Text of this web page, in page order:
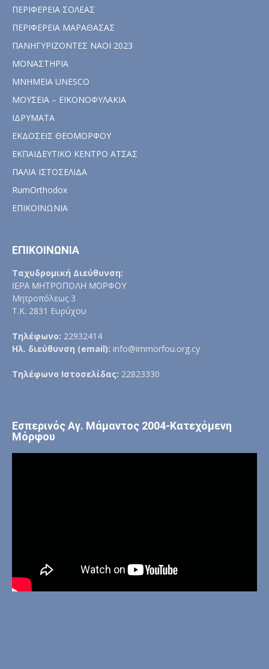
ΠΕΡΙΦΕΡΕΙΑ ΣΟΛΕΑΣ
ΠΕΡΙΦΕΡΕΙΑ ΜΑΡΑΘΑΣΑΣ
ΠΑΝΗΓΥΡΙΖΟΝΤΕΣ ΝΑΟΙ 2023
ΜΟΝΑΣΤΗΡΙΑ
ΜΝΗΜΕΙΑ UNESCO
ΜΟΥΣΕΙΑ – ΕΙΚΟΝΟΦΥΛΑΚΙΑ
ΙΔΡΥΜΑΤΑ
ΕΚΔΟΣΕΙΣ ΘΕΟΜΟΡΦΟΥ
ΕΚΠΑΙΔΕΥΤΙΚΟ ΚΕΝΤΡΟ ΑΤΣΑΣ
ΠΑΛΙΑ ΙΣΤΟΣΕΛΙΔΑ
RumOrthodox
ΕΠΙΚΟΙΝΩΝΙΑ
ΕΠΙΚΟΙΝΩΝΙΑ
Ταχυδρομική Διεύθυνση:
ΙΕΡΑ ΜΗΤΡΟΠΟΛΗ ΜΟΡΦΟΥ
Μητροπόλεως 3
Τ.Κ. 2831 Ευρύχου
Τηλέφωνο: 22932414
Ηλ. διεύθυνση (email): info@immorfou.org.cy
Τηλέφωνο Ιστοσελίδας: 22823330
Εσπερινός Αγ. Μάμαντος 2004-Κατεχόμενη
Μόρφου